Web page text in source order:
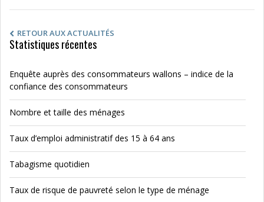
RETOUR AUX ACTUALITÉS
Statistiques récentes
Enquête auprès des consommateurs wallons – indice de la
confiance des consommateurs
Nombre et taille des ménages
Taux d’emploi administratif des 15 à 64 ans
Tabagisme quotidien
Taux de risque de pauvreté selon le type de ménage